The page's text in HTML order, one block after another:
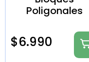
Poligonales
$6.990